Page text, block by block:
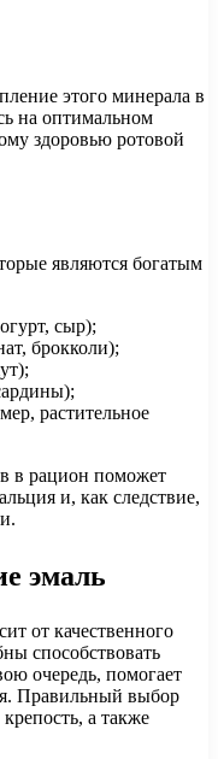
этого минерала в
на оптимальном
здоровью ротовой
являются богатым
сыр);
брокколи);
растительное
в рацион поможет
и, как следствие,
эмаль
от качественного
способствовать
очередь, помогает
Правильный выбор
а также